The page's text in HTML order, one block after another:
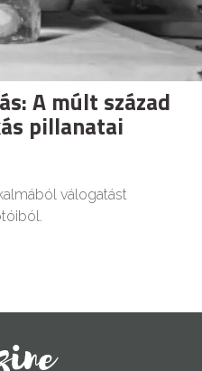
A múlt század
pillanatai
válogatást